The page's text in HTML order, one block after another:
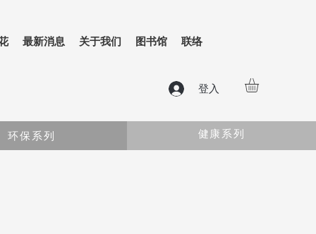
最新消息 关于我们 图书馆 联络
登入
环保系列 健康系列